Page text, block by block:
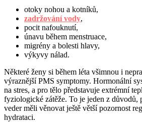
otoky nohou a kotníků,
zadržování vody,
pocit nafouknutí,
únavu během menstruace,
migrény a bolesti hlavy,
výkyvy nálad.
Některé ženy si během léta všimnou i
výraznější PMS symptomy. Hormonální
na stres, a pro tělo představuje extrémní
fyziologické zátěže. To je jeden z důvodů,
veder měli věnovat ještě větší pozornost
hydrataci.